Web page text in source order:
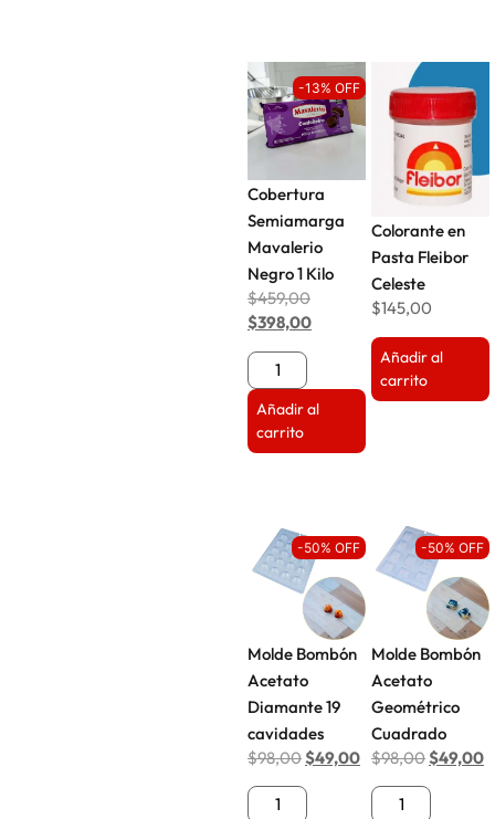
-13% OFF
Cobertura
Semiamarga
Mavalerio
Negro 1 Kilo
$459,00
$398,00
Añadir al
carrito
Colorante en
Pasta Fleibor
Celeste
$145,00
Añadir al
carrito
-50% OFF
Molde Bombón
Acetato
Diamante 19
cavidades
$98,00$49,00
-50% OFF
Molde Bombón
Acetato
Geométrico
Cuadrado
$98,00$49,00